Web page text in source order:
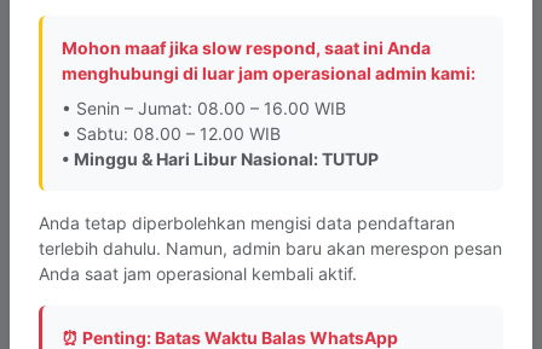
kantor cabang di kota lain. Alamat kantor PKBM
INTAN hanya berada di
Jalan Pesona Raya, Perum
Graha Pesona Blok A No. 6, Bandung
Saya menghubungi sebagai: *
Mohon maaf jika slow respond, saat ini Anda
menghubungi di luar jam operasional admin kami:
• Senin – Jumat: 08.00 – 16.00 WIB
• Sabtu: 08.00 – 12.00 WIB
• Minggu & Hari Libur Nasional: TUTUP
Anda tetap diperbolehkan mengisi data pendaftaran
terlebih dahulu. Namun, admin baru akan merespon pesan
Anda saat jam operasional kembali aktif.
⏰ Penting: Batas Waktu Balas WhatsApp